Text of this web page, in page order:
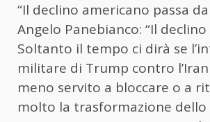
“Il declino americano passa
Angelo Panebianco: “Il
Soltanto il tempo ci dirà se
militare di Trump contro
meno servito a bloccare o a
molto la trasformazione dello